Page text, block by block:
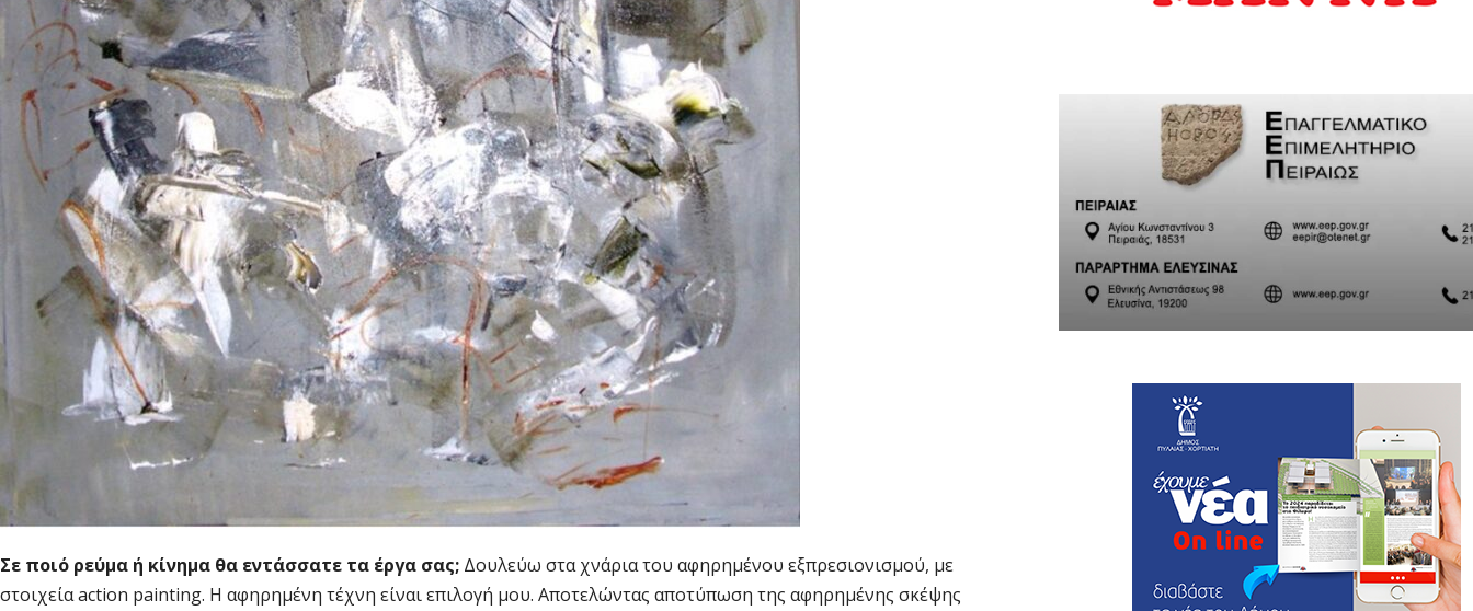
Σε ποιό ρεύμα ή κίνημα θα εντάσσατε τα έργα σας; Δουλεύω στα χνάρια του αφηρημένου εξπρεσιονισμού, με
στοιχεία action painting. Η αφηρημένη τέχνη είναι επιλογή μου. Αποτελώντας αποτύπωση της αφηρημένης σκέψης